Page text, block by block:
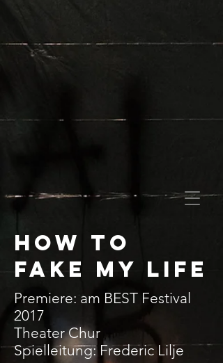
How to
fake my life
Premiere: am BEST Festival
2017
Theater Chur
Spielleitung: Frederic Lilje